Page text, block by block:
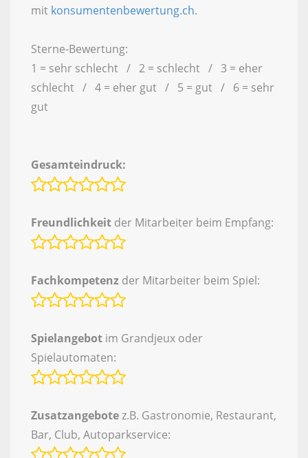
mit konsumentenbewertung.ch.
Sterne-Bewertung:
1 = sehr schlecht / 2 = schlecht / 3 = eher
schlecht / 4 = eher gut / 5 = gut / 6 = sehr
gut
Gesamteindruck:
Freundlichkeit der Mitarbeiter beim Empfang:
Fachkompetenz der Mitarbeiter beim Spiel:
Spielangebot im Grandjeux oder
Spielautomaten:
Zusatzangebotez.B. Gastronomie, Restaurant,
Bar, Club, Autoparkservice: